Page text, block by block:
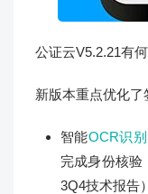
公证云V5.2.21有
新版本重点优化了
智能OCR识别
完成身份核验
3Q4技术报告